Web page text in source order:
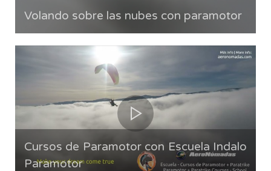
Volando sobre las nubes con paramotor
Cursos de Paramotor con Escuela Indalo
Paramotor